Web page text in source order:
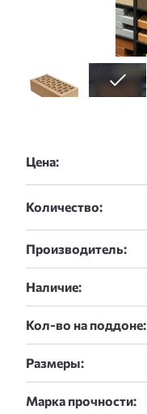
Цена:
Количество:
Производитель:
Наличие:
Кол-во на поддоне:
Размеры:
Марка прочности: